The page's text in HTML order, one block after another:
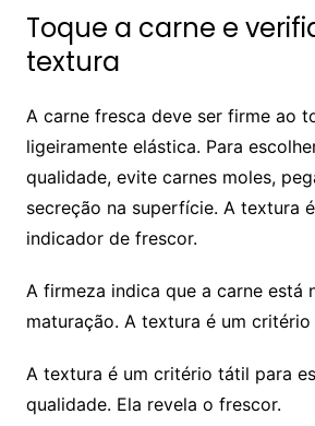
Toque a carne e
textura
A carne fresca deve ser firme ao
ligeiramente elástica. Para
qualidade, evite carnes moles,
secreção na superfície. A textura
indicador de frescor.
A firmeza indica que a carne está
maturação. A textura é um
A textura é um critério tátil para
qualidade. Ela revela o frescor.